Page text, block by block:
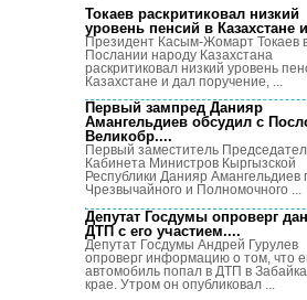
Токаев раскритиковал низкий
уровень пенсий в Казахстане
Президент Касым-Жомарт Токаев
Послании народу Казахстана
раскритиковал низкий уровень
Казахстане и дал поручение, ...
Первый зампред Данияр
Амангельдиев обсудил с
Великобр....
Первый заместитель
Кабинета Министров Кыргызской
Республики Данияр Амангельдиев
Чрезвычайного и Полномочного ...
Депутат Госдумы опроверг
ДТП с его участием....
Депутат Госдумы Андрей Гурулев
опроверг информацию о том, что
автомобиль попал в ДТП в
крае. Утром он опубликовал ...